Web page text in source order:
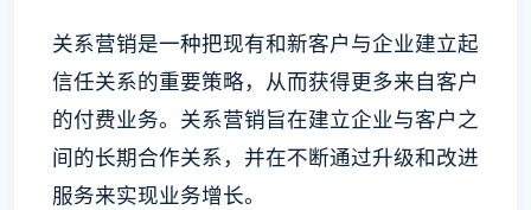
关系营销是一种把现有和新客户与企业建立起
信任关系的重要策略，从而获得更多来自客户
的付费业务。关系营销旨在建立企业与客户之
间的长期合作关系，并在不断通过升级和改进
服务来实现业务增长。